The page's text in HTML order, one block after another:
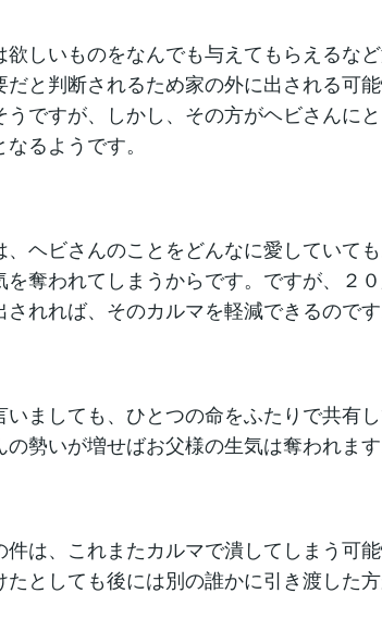
欲しいものをなんでも与えてもらえるな
だと判断されるため家の外に出される可
うですが、しかし、その方がヘビさんに
るようです。
、ヘビさんのことをどんなに愛していて
を奪われてしまうからです。ですが、２
されれば、そのカルマを軽減できるのです
いましても、ひとつの命をふたりで共有
の勢いが増せばお父様の生気は奪われます
件は、これまたカルマで潰してしまう可
たとしても後には別の誰かに引き渡した方